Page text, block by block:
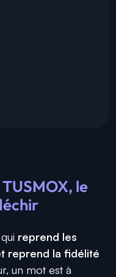
le
qui reprend les
reprend la fidélité
un mot est à